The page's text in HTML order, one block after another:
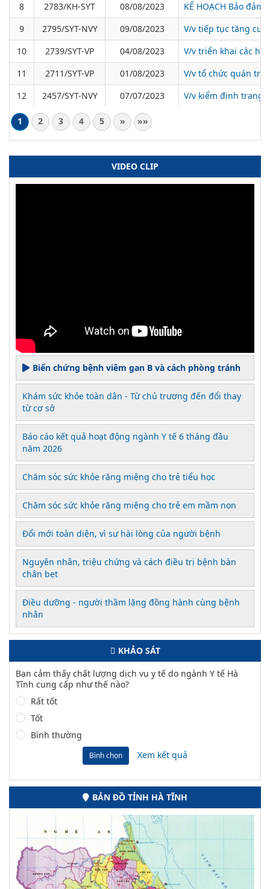
8 2783/KH-SYT 08/08/2023
KẾ HOẠCH Bảo
9
2795/SYT-NVY 09/08/2023
V/v tiếp tục tăng
10
2739/SYT-VP 04/08/2023
V/v triển khai các
11
2711/SYT-VP 01/08/2023
V/v tổ chức quán
12
2457/SYT-NVY 07/07/2023 V/v kiểm định trang
1 2 3 4 5 » »»
VIDEO CLIP
Biến chứng bệnh viêm gan B và cách phòng tránh
Khám sức khỏe toàn dân - Từ chủ trương đến đổi thay
từ cơ sở
Báo cáo kết quả hoạt động ngành Y tế 6 tháng đầu
năm 2026
Chăm sóc sức khỏe răng miệng cho trẻ tiểu học
Chăm sóc sức khỏe răng miệng cho trẻ em mầm non
Đổi mới toàn diện, vì sự hài lòng của người bệnh
Nguyên nhân, triệu chứng và cách điều trị bệnh bàn
chân bẹt
Điều dưỡng - người thầm lặng đồng hành cùng bệnh
nhân
KHẢO SÁT
Bạn cảm thấy chất lượng dịch vụ y tế do ngành Y tế Hà
Tĩnh cung cấp như thế nào?
Rất tốt
Tốt
Bình thường
Bình chọn Xem kết quả
BẢN ĐỒ TỈNH HÀ TĨNH